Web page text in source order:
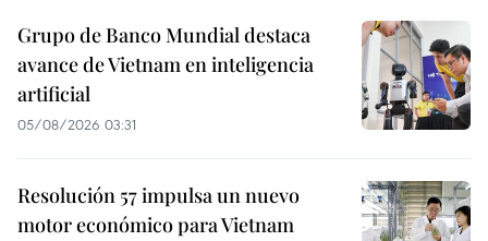
Grupo de Banco Mundial destaca
avance de Vietnam en inteligencia
artificial
05/08/2026 03:31
Resolución 57 impulsa un nuevo
motor económico para Vietnam